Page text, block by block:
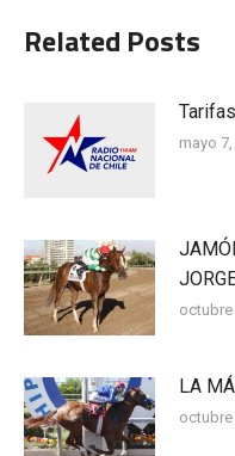
Related Posts
mayo
octubre
LA
octubre